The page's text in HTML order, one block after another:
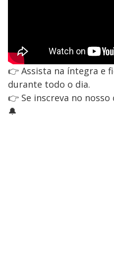
👉 Assista na íntegra e
durante todo o dia.
👉 Se inscreva no
🔔